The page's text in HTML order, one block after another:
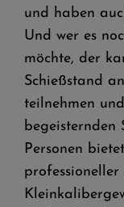
und haben
Und wer es
möchte, der
Schießstand
teilnehmen
begeisternden
Personen